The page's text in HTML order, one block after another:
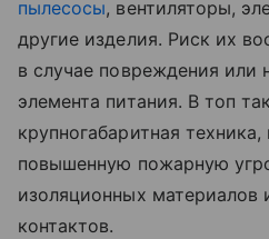
пылесосы, вентиляторы,
другие изделия. Риск их
в случае повреждения или
элемента питания. В топ
крупногабаритная
повышенную пожарную
изоляционных материалов
контактов.